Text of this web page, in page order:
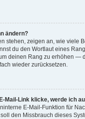
ändern?
stehen, zeigen an, wie viele
du den Wortlaut eines
deinen Rang zu erhöhen —
wieder zurücksetzen.
Mail-Link klicke, werde ich
E-Mail-Funktion für
den Missbrauch dieses